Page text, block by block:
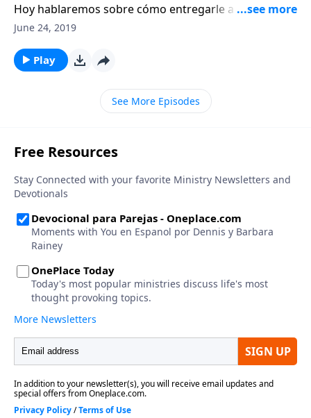
Hoy hablaremos sobre cómo entregarle a su pareja
un regalo especial, el regalo del perdón.
June 24, 2019
Play
See More Episodes